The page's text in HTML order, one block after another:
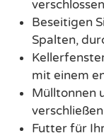
Beseitigen
Spalten,
mit einem
Mülltonnen
verschließen
Futter für